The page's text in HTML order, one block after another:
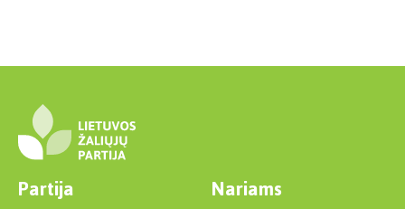
Partija Nariams